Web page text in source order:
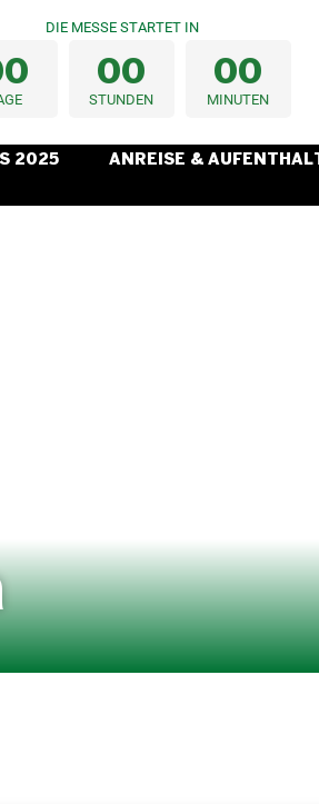
DIE MESSE STARTET IN
0 00
STUNDEN
00
MINUTEN
2025 ANREISE & AUFENTHALT